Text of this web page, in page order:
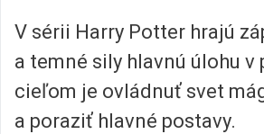
V sérii Harry Potter hrajú
a temné sily hlavnú úlohu v
cieľom je ovládnuť svet
a poraziť hlavné postavy.